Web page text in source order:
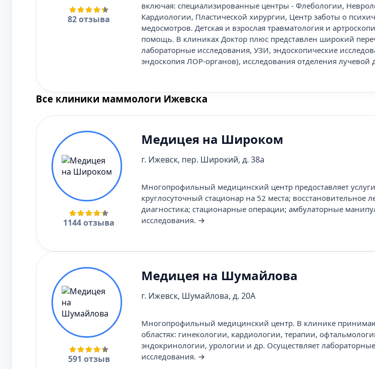
82 отзыва
включая: специализированные центры - Флебологии,
Кардиологии, Пластической хирургии, Центр заботы о
медосмотров. Детская и взрослая травматология и
помощь. В клиниках Доктор плюс представлен широкий
лабораторные исследования, УЗИ, эндоскопические
эндоскопия ЛОР-органов), исследования отделения лучевой
Все клиники маммологи Ижевска
1144 отзыва
Медицея на Широком
г. Ижевск, пер. Широкий, д. 38а
Многопрофильный медицинский центр предоставляет
круглосуточный стационар на 52 места; восстановительное
диагностика; стационарные операции; амбулаторные
исследования. →
591 отзыв
Медицея на Шумайлова
г. Ижевск, Шумайлова, д. 20А
Многопрофильный медицинский центр. В клинике
областях: гинекологии, кардиологии, терапии,
эндокринологии, урологии и др. Осуществляет
исследования. →